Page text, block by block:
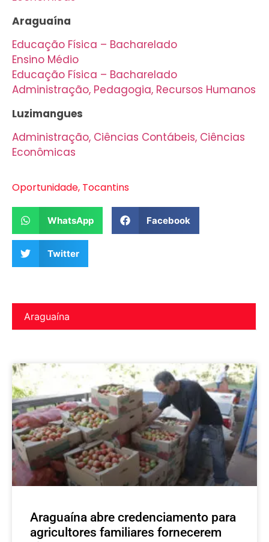
Araguaína
Educação Física – Bacharelado
Ensino Médio
Educação Física – Bacharelado
Administração, Pedagogia, Recursos Humanos
Luzimangues
Administração, Ciências Contábeis, Ciências
Econômicas
Oportunidade, Tocantins
WhatsApp Facebook
Twitter
Araguaína
Araguaína abre credenciamento para
agricultores familiares fornecerem